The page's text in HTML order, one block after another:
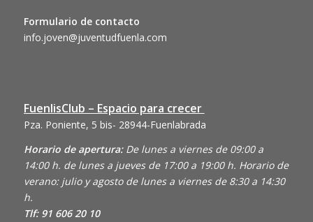
Formulario de contacto
info.joven@juventudfuenla.com
FuenlisClub – Espacio para crecer
Pza. Poniente, 5 bis- 28944-Fuenlabrada
Horario de apertura:De lunes a viernes de 09:00 a
14:00 h. de lunes a jueves de 17:00 a 19:00 h. Horario de
verano: julio y agosto de lunes a viernes de 8:30 a 14:30
h.
Tlf: 91 606 20 10